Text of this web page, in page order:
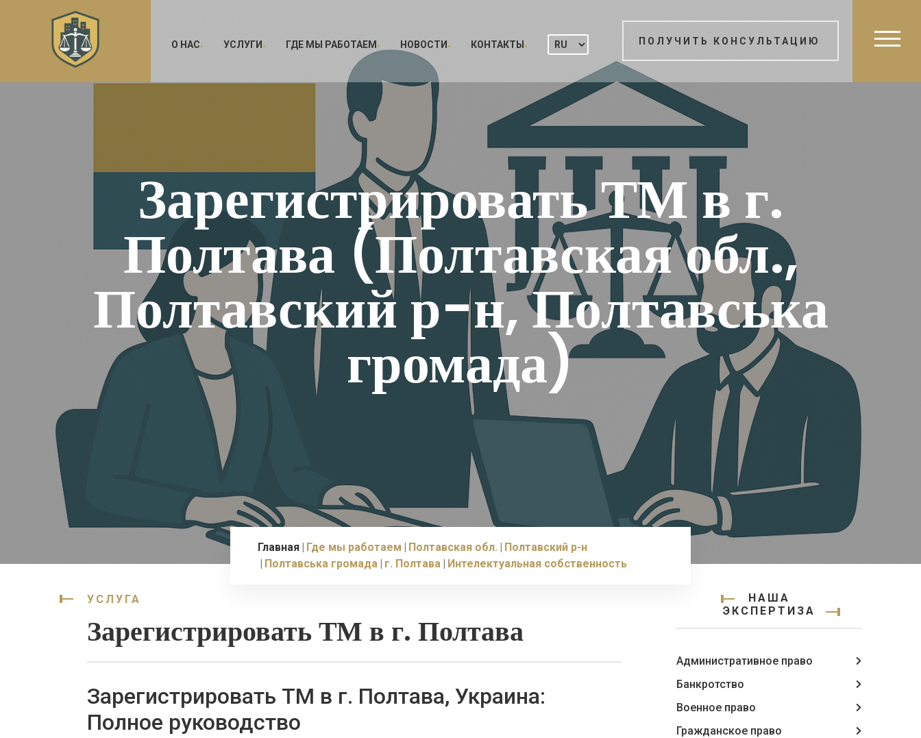
О НАС УСЛУГИ ГДЕ МЫ РАБОТАЕМ НОВОСТИ КОНТАКТЫ ПОЛУЧИТЬ КОНСУЛЬТАЦИЮ
Зарегистрировать ТМ в г.
Полтава (Полтавская обл.,
Полтавский р-н, Полтавська
громада)
Главная Где мы работаем Полтавская обл.
Полтавский р-н
Полтавська громада г. Полтава Интелектуальная собственность
УСЛУГА
Зарегистрировать ТМ в г. Полтава
Зарегистрировать ТМ в г. Полтава, Украина:
Полное руководство
НАША
ЭКСПЕРТИЗА
Административное право
Банкротство
Военное право
Гражданское право